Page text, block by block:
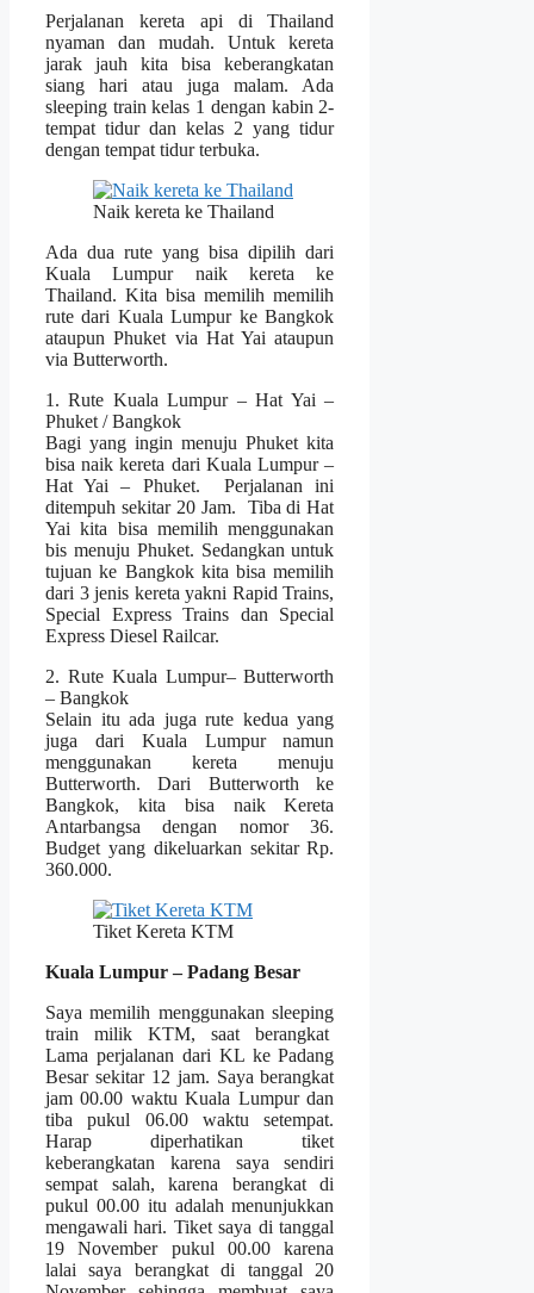
Perjalanan kereta api di Thailand
nyaman dan mudah. Untuk kereta
jarak jauh kita bisa keberangkatan
siang hari atau juga malam. Ada
sleeping train kelas 1 dengan kabin 2-
tempat tidur dan kelas 2 yang tidur
dengan tempat tidur terbuka.
Naik kereta ke Thailand
Ada dua rute yang bisa dipilih dari
Kuala Lumpur naik kereta ke
Thailand. Kita bisa memilih memilih
rute dari Kuala Lumpur ke Bangkok
ataupun Phuket via Hat Yai ataupun
via Butterworth.
1. Rute Kuala Lumpur – Hat Yai –
Phuket / Bangkok
Bagi yang ingin menuju Phuket kita
bisa naik kereta dari Kuala Lumpur –
Hat Yai – Phuket. Perjalanan ini
ditempuh sekitar 20 Jam. Tiba di Hat
Yai kita bisa memilih menggunakan
bis menuju Phuket. Sedangkan untuk
tujuan ke Bangkok kita bisa memilih
dari 3 jenis kereta yakni Rapid Trains,
Special Express Trains dan Special
Express Diesel Railcar.
2. Rute Kuala Lumpur– Butterworth
– Bangkok
Selain itu ada juga rute kedua yang
juga dari Kuala Lumpur namun
menggunakan kereta menuju
Butterworth. Dari Butterworth ke
Bangkok, kita bisa naik Kereta
Antarbangsa dengan nomor 36.
Budget yang dikeluarkan sekitar Rp.
360.000.
Tiket Kereta KTM
Kuala Lumpur – Padang Besar
Saya memilih menggunakan sleeping
train milik KTM, saat berangkat
Lama perjalanan dari KL ke Padang
Besar sekitar 12 jam. Saya berangkat
jam 00.00 waktu Kuala Lumpur dan
tiba pukul 06.00 waktu setempat.
Harap diperhatikan tiket
keberangkatan karena saya sendiri
sempat salah, karena berangkat di
pukul 00.00 itu adalah menunjukkan
mengawali hari. Tiket saya di tanggal
19 November pukul 00.00 karena
lalai saya berangkat di tanggal 20